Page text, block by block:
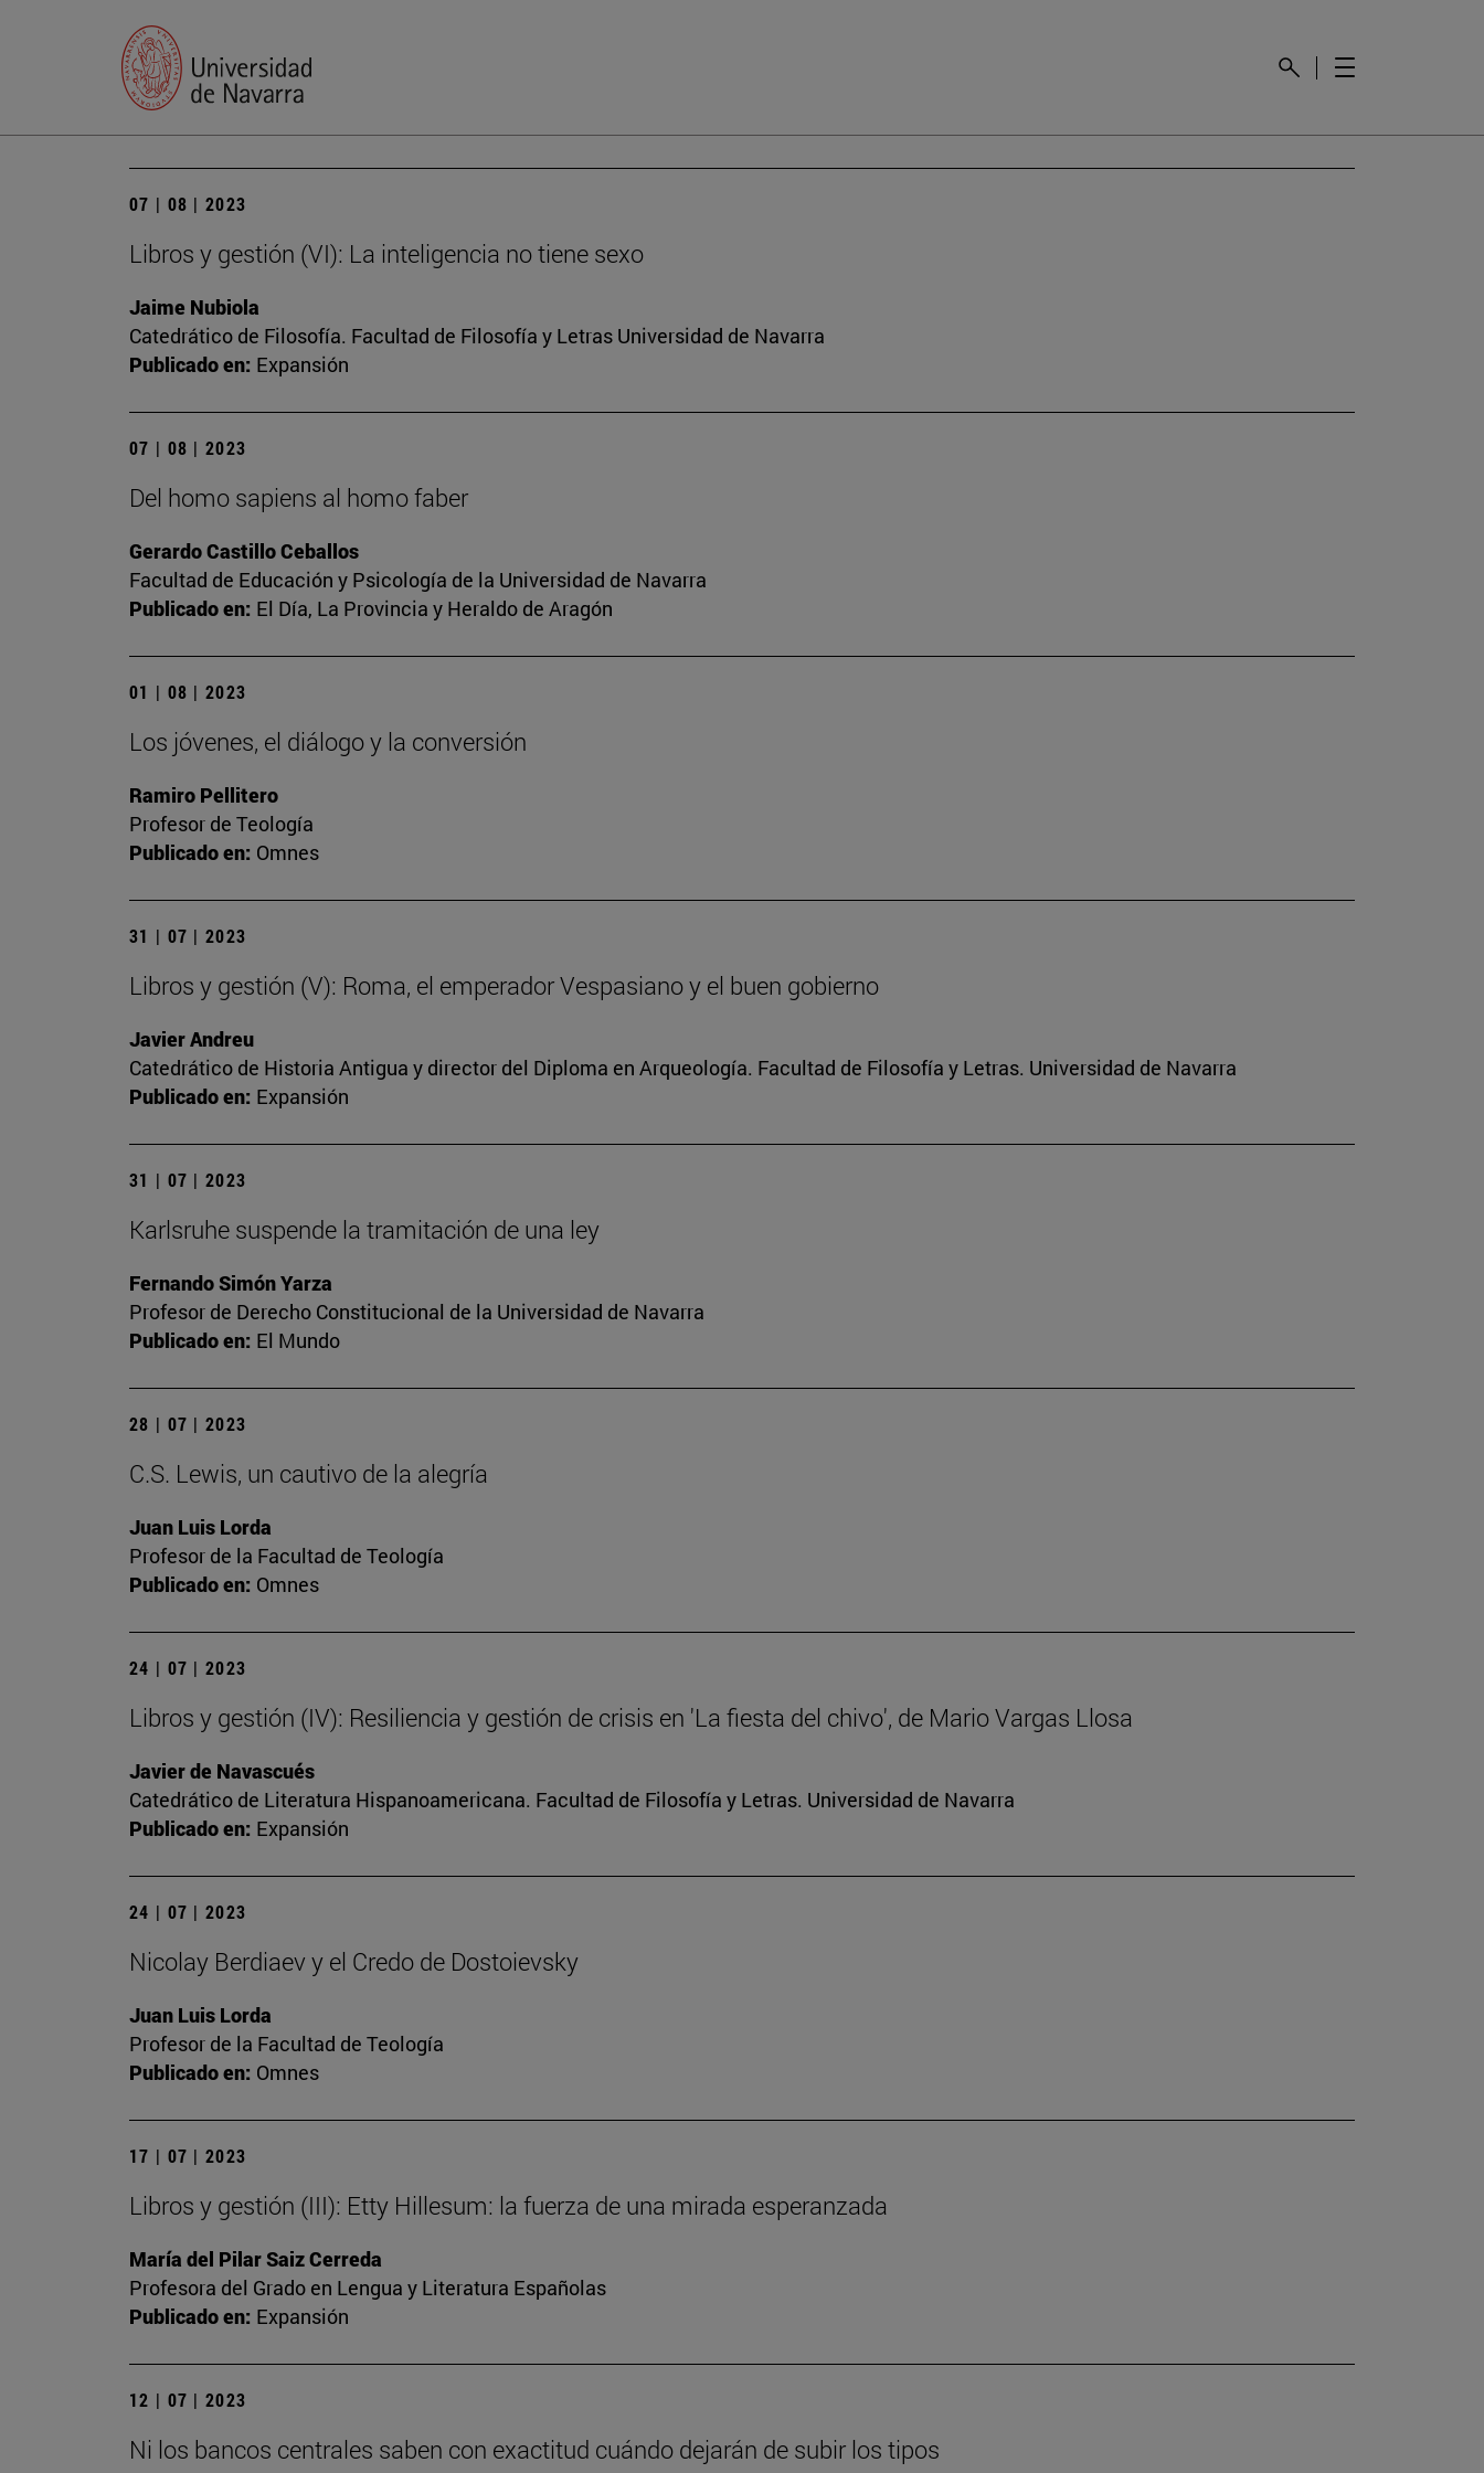
07 | 08 | 2023
Libros y gestión (VI): La inteligencia no tiene sexo
Jaime Nubiola
Catedrático de Filosofía. Facultad de Filosofía y Letras Universidad de Navarra
Publicado en: Expansión
07 | 08 | 2023
Del homo sapiens al homo faber
Gerardo Castillo Ceballos
Facultad de Educación y Psicología de la Universidad de Navarra
Publicado en: El Día, La Provincia y Heraldo de Aragón
01 | 08 | 2023
Los jóvenes, el diálogo y la conversión
Ramiro Pellitero
Profesor de Teología
Publicado en: Omnes
31 | 07 | 2023
Libros y gestión (V): Roma, el emperador Vespasiano y el buen gobierno
Javier Andreu
Catedrático de Historia Antigua y director del Diploma en Arqueología. Facultad de Filosofía y Letras. Universidad de Navarra
Publicado en: Expansión
31 | 07 | 2023
Karlsruhe suspende la tramitación de una ley
Fernando Simón Yarza
Profesor de Derecho Constitucional de la Universidad de Navarra
Publicado en: El Mundo
28 | 07 | 2023
C.S. Lewis, un cautivo de la alegría
Juan Luis Lorda
Profesor de la Facultad de Teología
Publicado en: Omnes
24 | 07 | 2023
Libros y gestión (IV): Resiliencia y gestión de crisis en 'La fiesta del chivo', de Mario Vargas Llosa
Javier de Navascués
Catedrático de Literatura Hispanoamericana. Facultad de Filosofía y Letras. Universidad de Navarra
Publicado en: Expansión
24 | 07 | 2023
Nicolay Berdiaev y el Credo de Dostoievsky
Juan Luis Lorda
Profesor de la Facultad de Teología
Publicado en: Omnes
17 | 07 | 2023
Libros y gestión (III): Etty Hillesum: la fuerza de una mirada esperanzada
María del Pilar Saiz Cerreda
Profesora del Grado en Lengua y Literatura Españolas
Publicado en: Expansión
12 | 07 | 2023
Ni los bancos centrales saben con exactitud cuándo dejarán de subir los tipos